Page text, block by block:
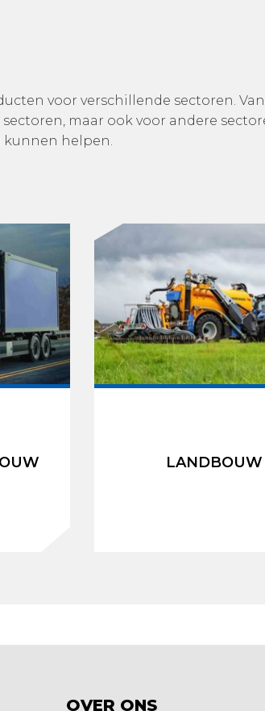
voor verschillende sectoren.
maar ook voor andere
kunnen helpen.
LANDBOUW
OVER ONS